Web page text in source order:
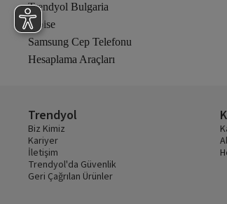
Trendyol Bulgaria
Elbise
Samsung Cep Telefonu
Hesaplama Araçları
Trendyol
Biz Kimiz
Kariyer
İletişim
Trendyol'da Güvenlik
Geri Çağrılan Ürünler